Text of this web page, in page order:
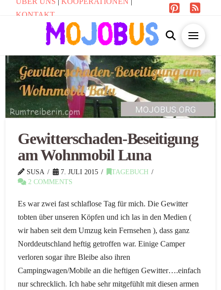
KONTAKT
Gewitterschaden-Beseitigung
am Wohnmobil Luna
SUSA 7. JULI 2015
TAGEBUCH
2 COMMENTS
Es war zwei fast schlaflose Tag für mich. Die Gewitter
tobten über unseren Köpfen und ich las in den Medien (
wir haben seit dem Umzug kein Fernsehen ), dass ganz
Norddeutschland heftig getroffen war. Einige Camper
verloren sogar ihre Bleibe also ihren
Campingwagen/Mobile an die heftigen Gewitter….einfach
nur schrecklich. Ich habe sehr mitgefühlt mit diesen armen